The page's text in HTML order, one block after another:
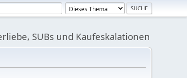
SUBs und Kaufeskalationen